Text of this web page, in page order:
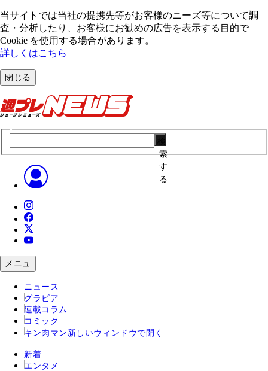
当サイトでは当社の提携先等がお客様のニーズ等について調
査・分析したり、お客様にお勧めの広告を表⽰する⽬的で
Cookie を使⽤する場合があります。
詳しくはこちら
閉じる
索
す
る
メニュ
ニュース
グラビア
連載コラム
コミック
キン肉マン 新しいウィンドウで開く
新着
エンタメ